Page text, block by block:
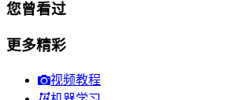
您曾看过
更多精彩
视频教程